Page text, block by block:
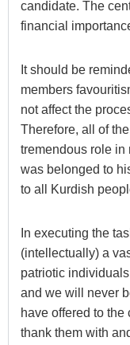
candidate. The
financial
It should be
members
not affect the
Therefore, all of
tremendous role in
was belonged to
to all Kurdish
In executing the
(intellectually) a
patriotic
and we will never
have offered to
thank them with